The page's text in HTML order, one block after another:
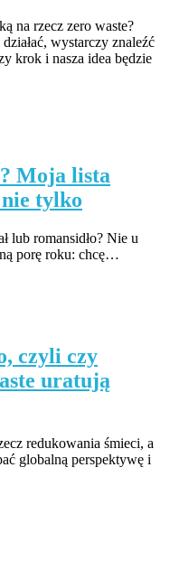
na rzecz zero waste?
wystarczy znaleźć
krok i nasza idea będzie
Moja lista
tylko
lub romansidło? Nie u
porę roku: chcę…
czyli czy
uratują
redukowania śmieci, a
globalną perspektywę i